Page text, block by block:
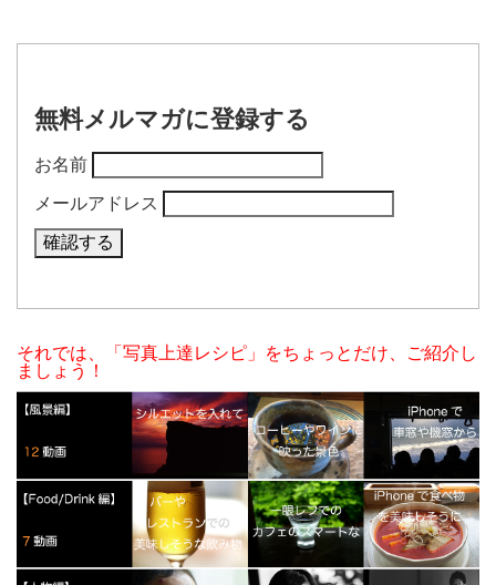
無料メルマガに登録する
お名前
メールアドレス
それでは、「写真上達レシピ」をちょっとだけ、ご紹介し
ましょう！